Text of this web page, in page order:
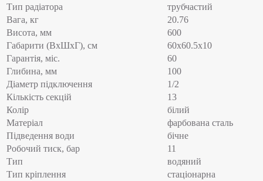
Тип радіатора
трубчастий
Вага, кг
20.76
Висота, мм
600
Габарити (ВхШхГ), см
60x60.5x10
Гарантія, міс.
60
Глибина, мм
100
Діаметр підключення
1/2
Кількість секцій
13
Колір
білий
Матеріал
фарбована сталь
Підведення води
бічне
Робочий тиск, бар
11
Тип
водяний
Тип кріплення
стаціонарна